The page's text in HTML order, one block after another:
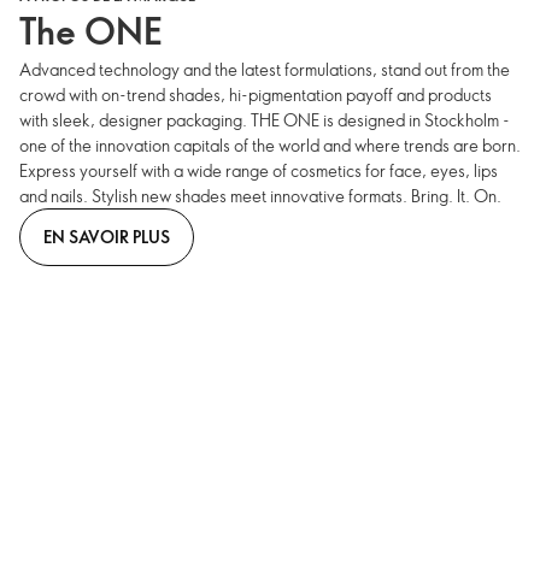
The ONE
Advanced technology and the latest formulations, stand out from the
crowd with on-trend shades, hi-pigmentation payoff and products
with sleek, designer packaging. THE ONE is designed in Stockholm -
one of the innovation capitals of the world and where trends are born.
Express yourself with a wide range of cosmetics for face, eyes, lips
and nails. Stylish new shades meet innovative formats. Bring. It. On.
EN SAVOIR PLUS